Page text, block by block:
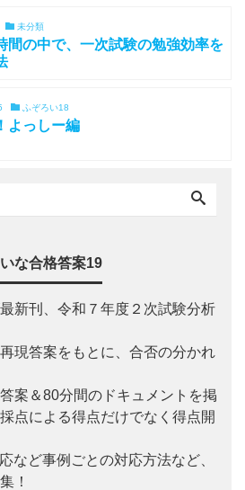
未分類
間の中で、一次試験の勉強効率を
ふぞろい18
よっしー編
な合格答案19
新刊、令和７年度２次試験分析
現答案をもとに、合否の分かれ
案＆80分間のドキュメントを掲
点による得点だけでなく得点開
ど事例ごとの対応方法など、
！